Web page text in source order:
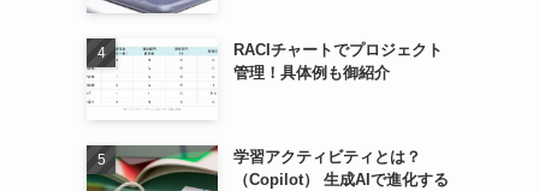
RACIチャートでプロジェクト
管理！具体例も御紹介
学習アクティビティとは？
（Copilot） 生成AIで進化する